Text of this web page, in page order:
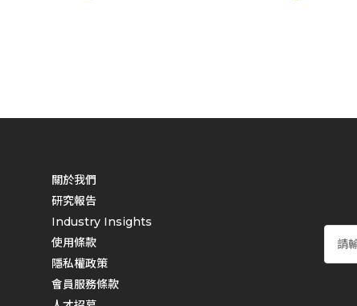
關於我們
研究報告
Industry Insights
使用條款
隱私權政策
會員服務條款